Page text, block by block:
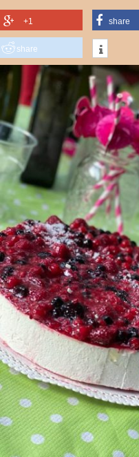
+1 share
share